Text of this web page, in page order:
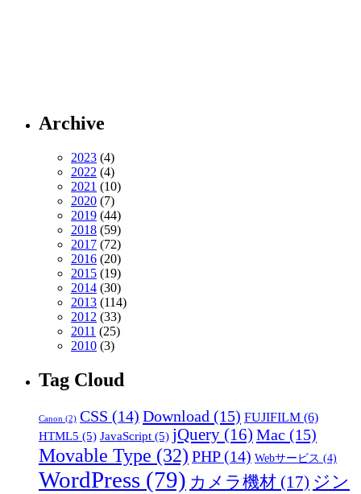
Archive
2023 (4)
2022 (4)
2021 (10)
2020 (7)
2019 (44)
2018 (59)
2017 (72)
2016 (20)
2015 (19)
2014 (30)
2013 (114)
2012 (33)
2011 (25)
2010 (3)
Tag Cloud
Canon (2) CSS (14) Download (15) FUJIFILM (6)
HTML5 (5) JavaScript (5) jQuery (16) Mac (15)
Movable Type (32) PHP(14) Webサービス (4)
WordPress (79) カメラ機材 (17) ジン